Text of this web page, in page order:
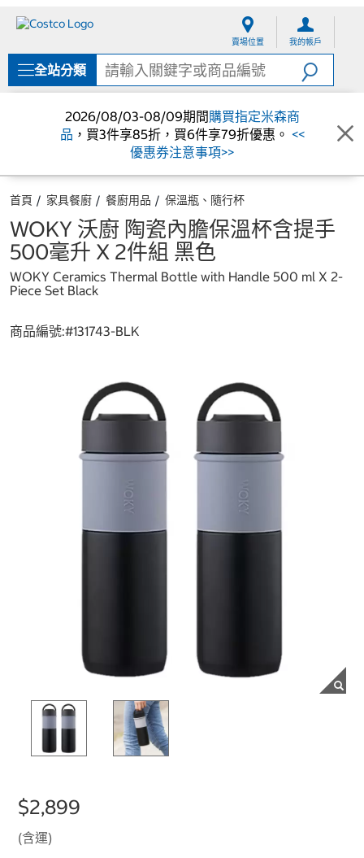
單
賣場位置 我的帳戶
全站分類
2026/08/03-08/09期間購買指定米森商
品 ，買3件享85折，買6件享79折優惠。 <<
優惠券注意事項>>
首頁 家具餐廚 餐廚用品 保溫瓶、隨行杯
WOKY 沃廚 陶瓷內膽保溫杯含提手
500毫升 X 2件組 黑色
WOKY Ceramics Thermal Bottle with Handle 500 ml X 2-
Piece Set Black
商品編號:#131743-BLK
$2,899
(含運)